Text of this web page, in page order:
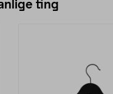
ting